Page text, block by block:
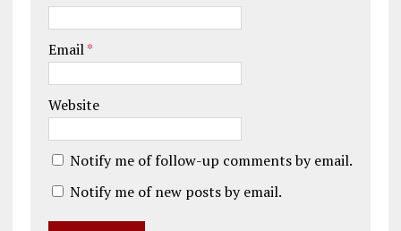
Email*
Website
Notify me of follow-up comments by email.
Notify me of new posts by email.